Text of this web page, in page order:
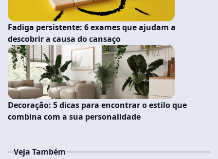
Fadiga persistente: 6 exames que ajudam a
descobrir a causa do cansaço
Decoração: 5 dicas para encontrar o estilo que
combina com a sua personalidade
Veja Também